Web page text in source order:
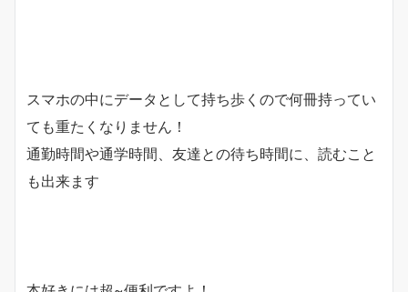
スマホの中にデータとして持ち歩くので何冊持ってい
ても重たくなりません！
通勤時間や通学時間、友達との待ち時間に、読むこと
も出来ます